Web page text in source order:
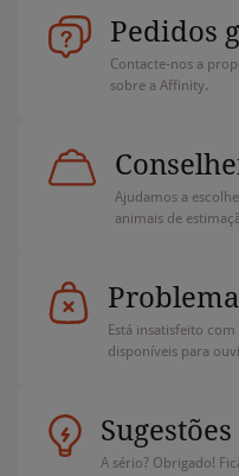
Pedidos
Contacte-nos a
sobre a Affinity.
Ajudamos a
animais de
Está insatisfeito
disponíveis para
Sugestões
A sério? Obrigado!